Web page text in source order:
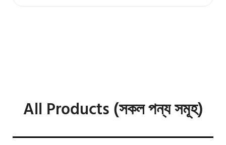
All Products (সকল পন্য সমূহ)